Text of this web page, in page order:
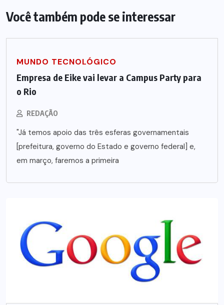
Você também pode se interessar
MUNDO TECNOLÓGICO
Empresa de Eike vai levar a Campus Party para
o Rio
REDAÇÃO
"Já temos apoio das três esferas governamentais
[prefeitura, governo do Estado e governo federal] e,
em março, faremos a primeira